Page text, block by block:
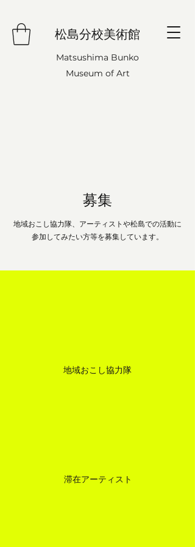
松島分校美術館
Matsushima Bunko
Museum of Art
​募集
地域おこし協力隊、アーティストや松島での活動に
参加してみたい方等を募集しています。
地域おこし協力隊
滞在アーティスト